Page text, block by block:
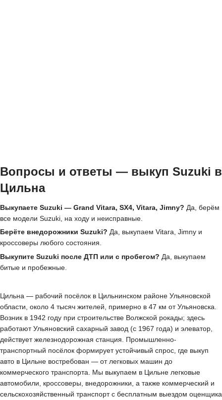
Вопросы и ответы — выкуп Suzuki в
Цильна
Выкупаете Suzuki — Grand Vitara, SX4, Vitara, Jimny? Да, берём
все модели Suzuki, на ходу и неисправные.
Берёте внедорожники Suzuki? Да, выкупаем Vitara, Jimny и
кроссоверы любого состояния.
Выкупите Suzuki после ДТП или с пробегом? Да, выкупаем
битые и пробежные.
Цильна — рабочий посёлок в Цильнинском районе Ульяновской
области, около 4 тысяч жителей, примерно в 47 км от Ульяновска.
Возник в 1942 году при строительстве Волжской рокады; здесь
работают Ульяновский сахарный завод (с 1967 года) и элеватор,
действует железнодорожная станция. Промышленно-
транспортный посёлок формирует устойчивый спрос, где выкуп
авто в Цильне востребован — от легковых машин до
коммерческого транспорта. Мы выкупаем в Цильне легковые
автомобили, кроссоверы, внедорожники, а также коммерческий и
сельскохозяйственный транспорт с бесплатным выездом оценщика